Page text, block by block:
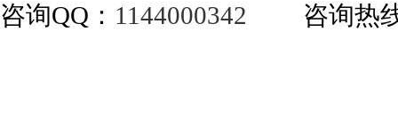
咨询QQ： 1144000342 咨询热线